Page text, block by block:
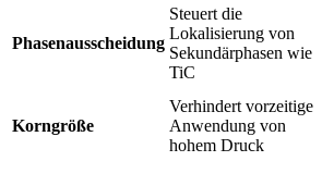
Phasenausscheidung
Steuert die
Lokalisierung von
Sekundärphasen wie
TiC
Korngröße
Verhindert vorzeitige
Anwendung von
hohem Druck